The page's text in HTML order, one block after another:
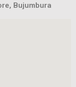
Bujumbura